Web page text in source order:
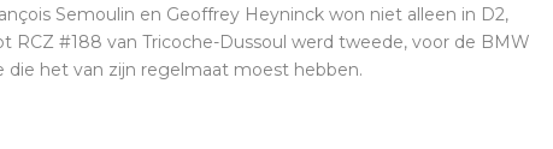
Semoulin en Geoffrey Heyninck won niet alleen in D2,
RCZ #188 van Tricoche-Dussoul werd tweede, voor de BMW
het van zijn regelmaat moest hebben.